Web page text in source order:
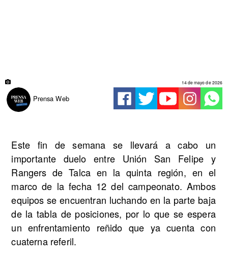
Prensa Web
14 de mayo de 2026
Este fin de semana se llevará a cabo un
importante duelo entre Unión San Felipe y
Rangers de Talca en la quinta región, en el
marco de la fecha 12 del campeonato. Ambos
equipos se encuentran luchando en la parte baja
de la tabla de posiciones, por lo que se espera
un enfrentamiento reñido que ya cuenta con
cuaterna referil.